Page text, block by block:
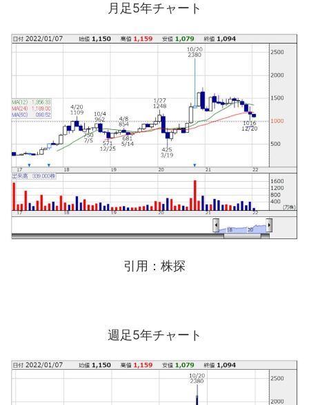
月足5年チャート
引用：株探
週足5年チャート